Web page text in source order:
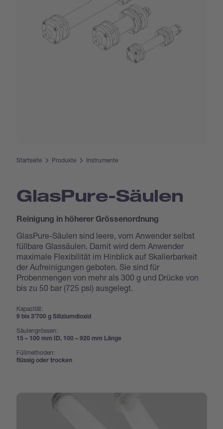
Startseite Produkte Instrumente
Glas­Pure-Säulen
Reinigung in höherer Grössenordnung
GlasPure-Säulen sind leere, vom Anwender selbst
füllbare Glassäulen. Damit wird dem Anwender
maximale Flexibilität im Hinblick auf Skalierbarkeit
der Aufreinigungen geboten. Sie sind für
Probenmengen von mehr als 300 g und Drücke von
bis zu 50 bar (725 psi) ausgelegt.
Kapazität:
9 bis 3’700 g Siliziumdioxid
Säulengrössen:
15 – 100 mm ID, 100 – 920 mm Länge
Füllmethoden:
flüssig oder trocken